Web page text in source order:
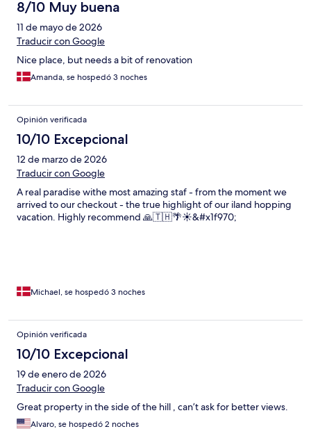
8/10 Muy buena
11 de mayo de 2026
Traducir con Google
Nice place, but needs a bit of renovation
Amanda, se hospedó 3 noches
Opinión verificada
10/10 Excepcional
12 de marzo de 2026
Traducir con Google
A real paradise withe most amazing staf - from the moment we
arrived to our checkout - the true highlight of our iland hopping
vacation. Highly recommend 🙏🇹🇭🌴☀️&#x1f970;
Michael, se hospedó 3 noches
Opinión verificada
10/10 Excepcional
19 de enero de 2026
Traducir con Google
Great property in the side of the hill , can’t ask for better views.
Alvaro, se hospedó 2 noches